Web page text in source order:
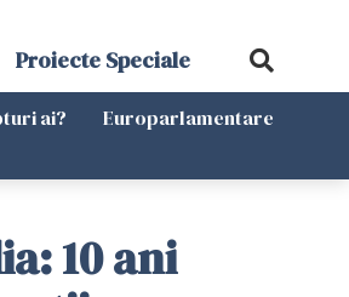
Proiecte Speciale
ai?
Europarlamentare
10 ani